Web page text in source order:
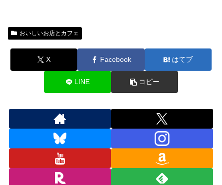
おいしいお店とカフェ
X Facebook はてブ
LINE コピー